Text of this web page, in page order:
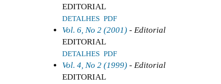
EDITORIAL
DETALHES PDF
Vol. 6, No 2 (2001) - Editorial
EDITORIAL
DETALHES PDF
Vol. 4, No 2 (1999) - Editorial
EDITORIAL